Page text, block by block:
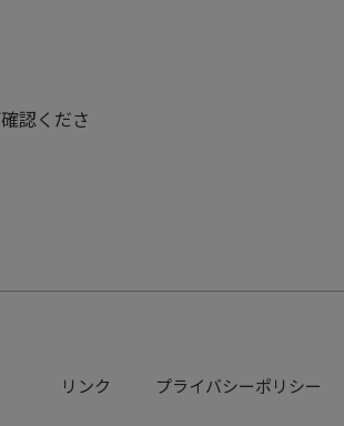
認くださ
リンク プライバシーポリシー